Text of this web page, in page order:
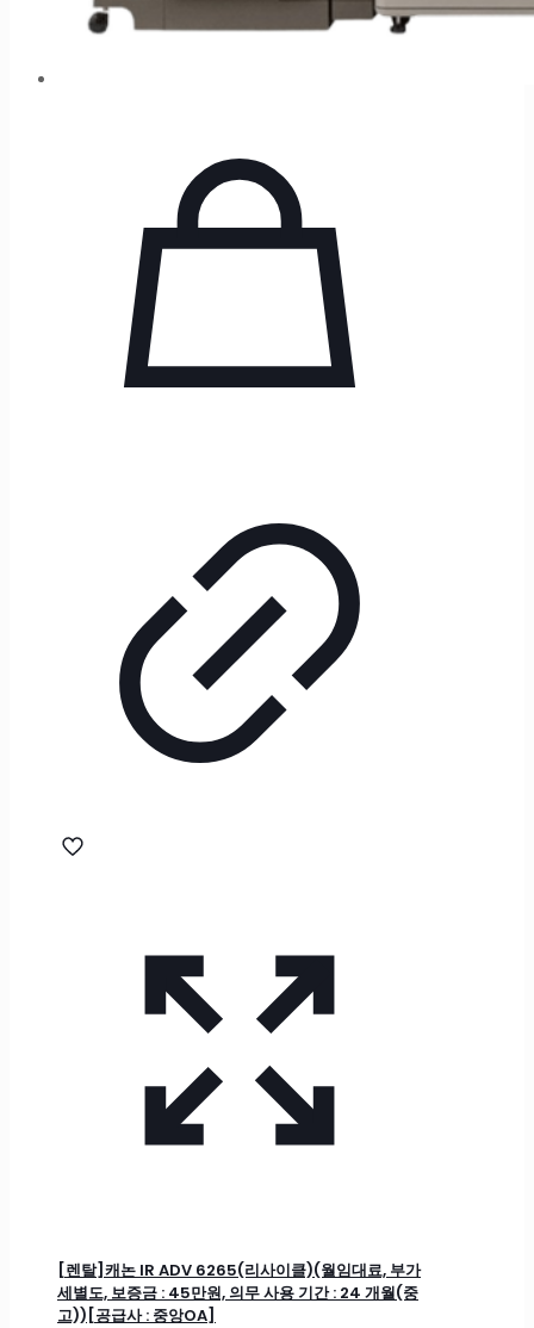
[렌탈]캐논 IR ADV 6265(리사이클)(월임대료, 부가
세별도, 보증금 : 45만원, 의무 사용 기간 : 24 개월(중
고))[공급사 : 중앙OA]